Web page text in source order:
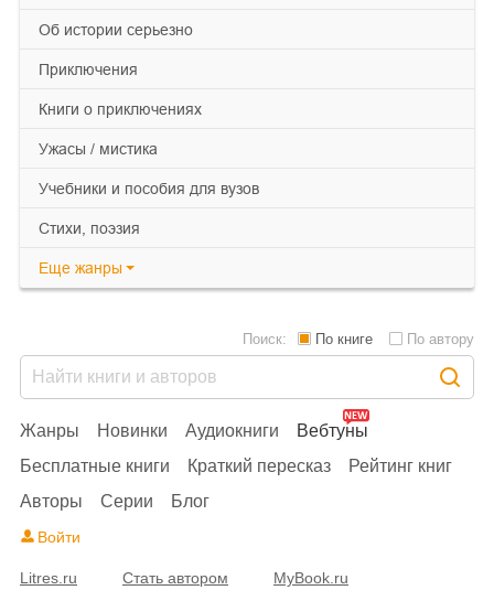
об истории серьезно
приключения
книги о приключениях
ужасы / мистика
учебники и пособия для вузов
cтихи, поэзия
Еще жанры
Жанры Новинки Аудиокниги
Вебтуны
Бесплатные книги
Краткий пересказ
Рейтинг книг
Авторы
Серии Блог
Поиск: По книге По автору
Войти
Litres.ru Стать автором
MyBook.ru